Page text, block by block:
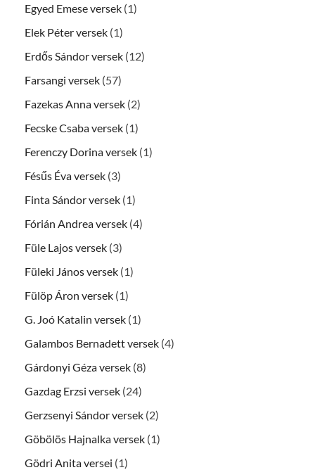
Egyed Emese versek (1)
Elek Péter versek (1)
Erdős Sándor versek (12)
Farsangi versek (57)
Fazekas Anna versek (2)
Fecske Csaba versek (1)
Ferenczy Dorina versek (1)
Fésűs Éva versek (3)
Finta Sándor versek (1)
Fórián Andrea versek (4)
Füle Lajos versek (3)
Füleki János versek (1)
Fülöp Áron versek (1)
G. Joó Katalin versek (1)
Galambos Bernadett versek (4)
Gárdonyi Géza versek (8)
Gazdag Erzsi versek (24)
Gerzsenyi Sándor versek (2)
Göbölös Hajnalka versek (1)
Gödri Anita versei (1)